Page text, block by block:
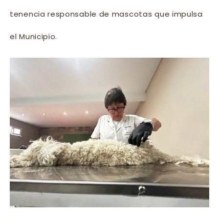
tenencia responsable de mascotas que impulsa
el Municipio.